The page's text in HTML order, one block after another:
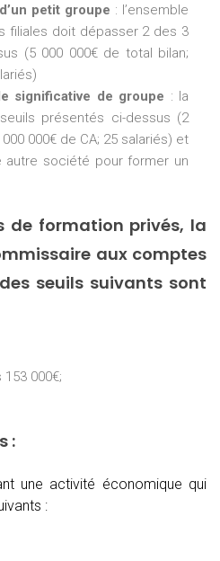
petit groupe : l’ensemble
filiales doit dépasser 2 des 3
(5 000 000€ de total bilan;
significative de groupe : la
présentés ci-dessus (2
000€ de CA; 25 salariés) et
société pour former un
de formation privés, la
aux comptes
seuils suivants sont
000€;
:
une activité économique qui
: